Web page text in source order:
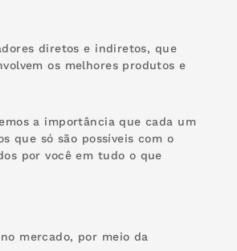
diretos e indiretos, que
os melhores produtos e
a importância que cada um
que só são possíveis com o
por você em tudo o que
mercado, por meio da